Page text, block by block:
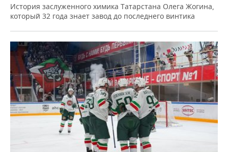
История заслуженного химика Татарстана Олега Жогина,
который 32 года знает завод до последнего винтика